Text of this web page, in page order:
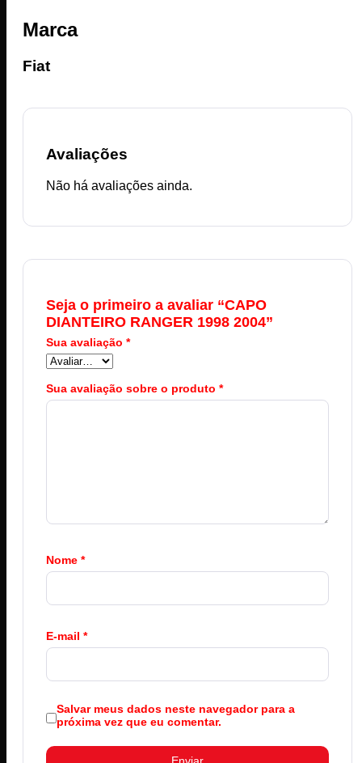
Marca
Fiat
Avaliações
Não há avaliações ainda.
Seja o primeiro a avaliar “CAPO
DIANTEIRO RANGER 1998 2004”
Sua avaliação *
Sua avaliação sobre o produto *
Nome *
E-mail *
Salvar meus dados neste navegador para a
próxima vez que eu comentar.